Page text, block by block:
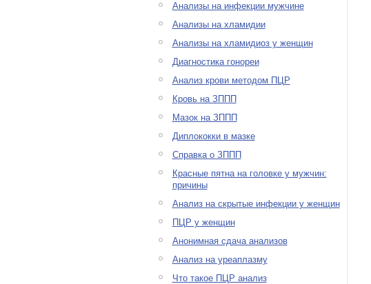
Анализы на инфекции мужчине
Анализы на хламидии
Анализы на хламидиоз у женщин
Диагностика гонореи
Анализ крови методом ПЦР
Кровь на ЗППП
Мазок на ЗППП
Диплококки в мазке
Справка о ЗППП
Красные пятна на головке у мужчин:
причины
Анализ на скрытые инфекции у женщин
ПЦР у женщин
Анонимная сдача анализов
Анализ на уреаплазму
Что такое ПЦР анализ